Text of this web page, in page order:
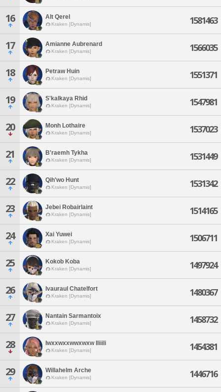
16 Alt Qerel
Kraken [Dynamis] 1581463
17 Amianne Aubrenard
Kraken [Dynamis] 1566035
18 Petraw Huin
Kraken [Dynamis] 1551371
19 S'kalkaya Rhid
Kraken [Dynamis] 1547981
20 Monh Lothaire
Kraken [Dynamis] 1537023
21 B'raemh Tykha
Kraken [Dynamis] 1531449
22 Qih'wo Hunt
Kraken [Dynamis] 1531342
23 Jebei Robairlaint
Kraken [Dynamis] 1514165
24 Xai Yuwei
Kraken [Dynamis] 1506711
25 Kokob Koba
Kraken [Dynamis] 1497924
26 Ivauraul Chatelfort
Kraken [Dynamis] 1480367
27 Nantain Sarmantoix
Kraken [Dynamis] 1458732
28 Iwxxwxxwwxwxw Iliiili
Kraken [Dynamis] 1454381
29 Willahelm Arche
Kraken [Dynamis] 1446716